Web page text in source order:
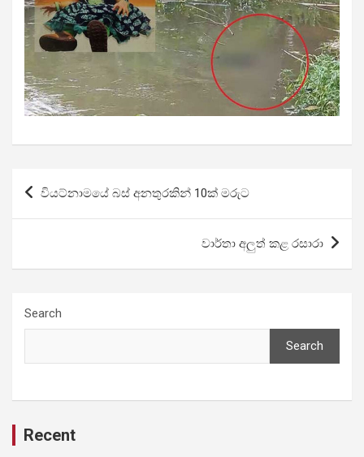
Post
වියට්නාමයේ බස් අනතුරකින් 10ක් මරුට
වාර්තා අලුත් කළ රසාරා
Search
Search
Recent